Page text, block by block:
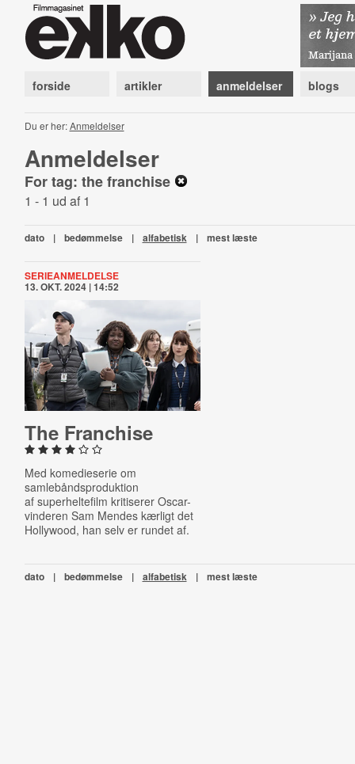
forside artikler anmeldelser blogs
Du er her:Anmeldelser
Anmeldelser
For tag: the franchise
1 - 1 ud af 1
dato | bedømmelse | alfabetisk | mest læste
SERIEANMELDELSE
13. OKT. 2024 | 14:52
The Franchise
Med komedieserie om
samlebåndsproduktion
af superheltefilm kritiserer Oscar-
vinderen Sam Mendes kærligt det
Hollywood, han selv er rundet af.
dato | bedømmelse | alfabetisk | mest læste